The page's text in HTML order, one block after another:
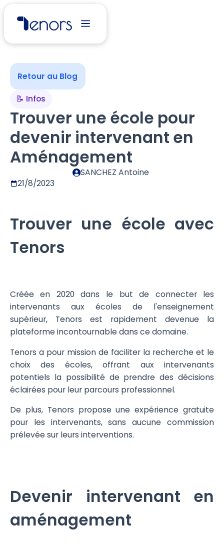
Retour au Blog
📝 Infos
Trouver une école pour
devenir intervenant en
Aménagement
SANCHEZ Antoine
21/8/2023
Trouver une école avec
Tenors
Créée en 2020 dans le but de connecter les
intervenants aux écoles de l'enseignement
supérieur, Tenors est rapidement devenue la
plateforme incontournable dans ce domaine.
Tenors a pour mission de faciliter la recherche et le
choix des écoles, offrant aux intervenants
potentiels la possibilité de prendre des décisions
éclairées pour leur parcours professionnel.
De plus, Tenors propose une expérience gratuite
pour les intervenants, sans aucune commission
prélevée sur leurs interventions.
Devenir intervenant en
aménagement